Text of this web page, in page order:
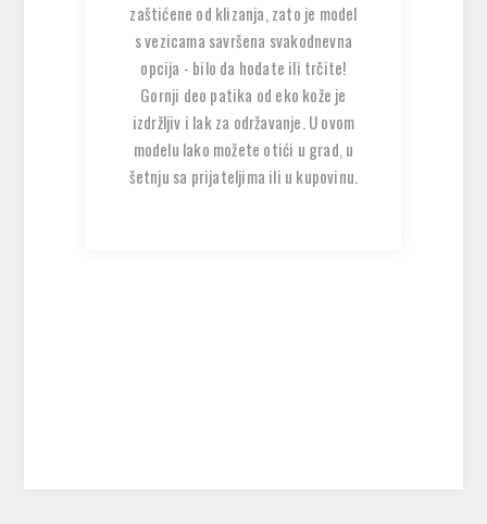
zaštićene od klizanja, zato je model
s vezicama savršena svakodnevna
opcija - bilo da hodate ili trčite!
Gornji deo patika od eko kože je
izdržljiv i lak za održavanje. U ovom
modelu lako možete otići u grad, u
šetnju sa prijateljima ili u kupovinu.